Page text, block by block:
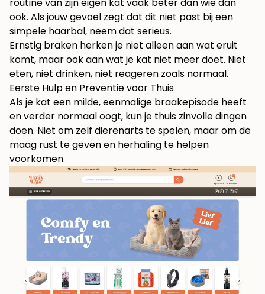
ook. Als jouw gevoel zegt dat dit niet past bij een
simpele haarbal, neem dat serieus.
Ernstig braken herken je niet alleen aan wat eruit
komt, maar ook aan wat je kat niet meer doet. Niet
eten, niet drinken, niet reageren zoals normaal.
Eerste Hulp en Preventie voor Thuis
Als je kat een milde, eenmalige braakepisode heeft
en verder normaal oogt, kun je thuis zinvolle dingen
doen. Niet om zelf dierenarts te spelen, maar om de
maag rust te geven en herhaling te helpen
voorkomen.